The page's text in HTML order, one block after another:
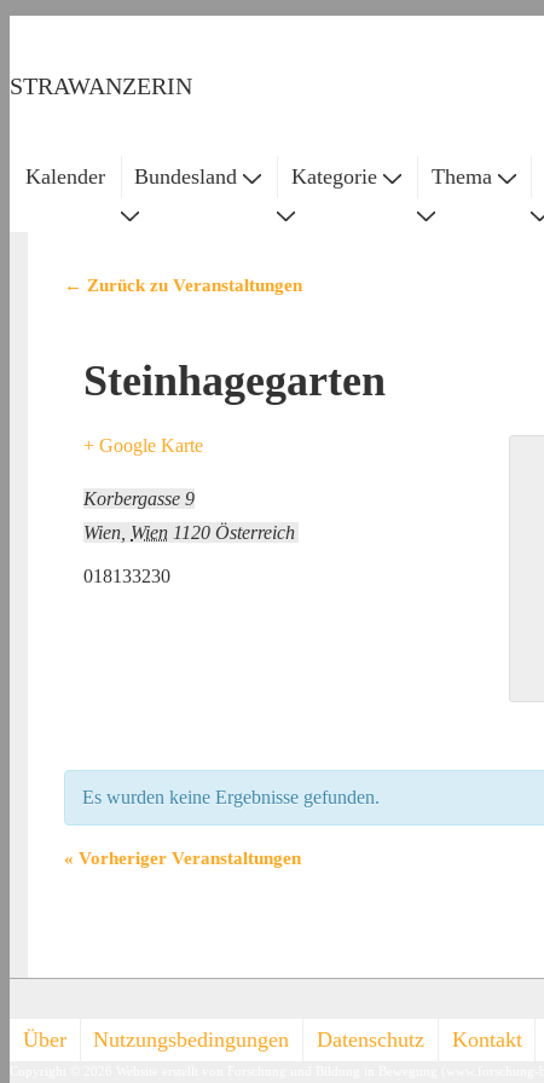
Inhalt
STRAWANZERIN
Kalender Bundesland Kategorie Thema
← Zurück zu Veranstaltungen
Steinhagegarten
+ Google Karte
Korbergasse 9
Wien Wien 1120 Österreich
018133230
Es wurden keine Ergebnisse gefunden.
« Vorheriger Veranstaltungen
Footer-
Über Nutzungsbedingungen Datenschutz Kontakt